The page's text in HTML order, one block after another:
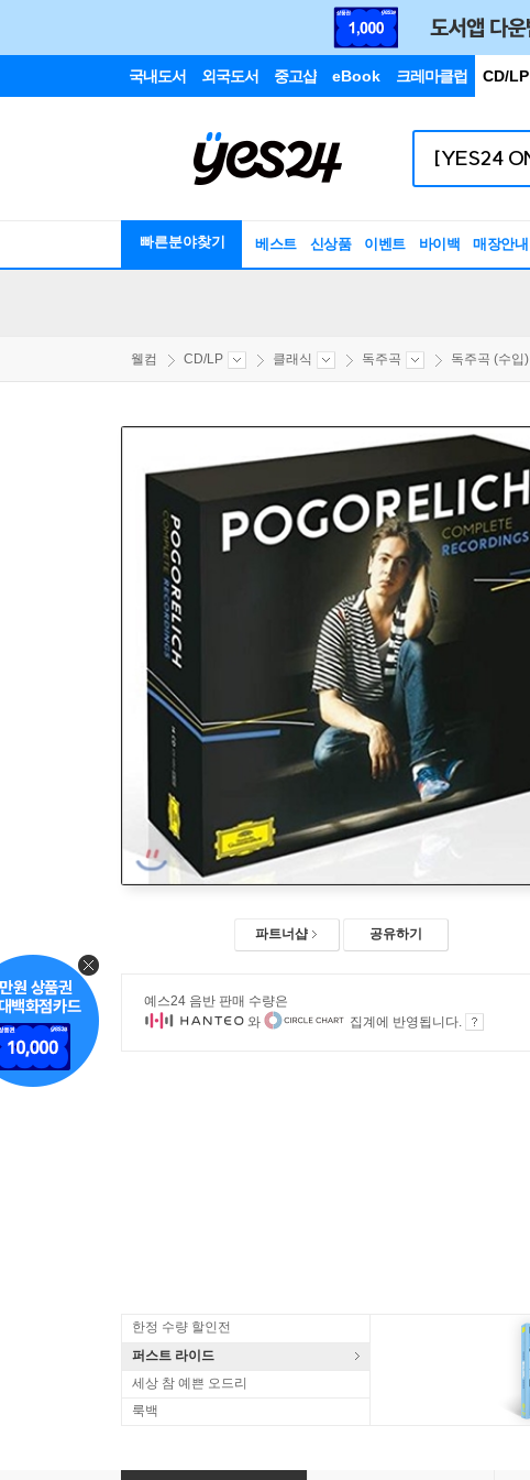
국내도서 외국도서 중고샵 eBook 크레마클럽 CD/LP
빠른분야찾기 베스트 신상품 이벤트 바이백 매장안내
웰컴 CD/LP 클래식 독주곡 독주곡 (수입)
파트너샵 공유하기
예스24 음반 판매 수량은
와
집계에 반영됩니다.
한정 수량 할인전
퍼스트 라이드
세상 참 예쁜 오드리
룩백